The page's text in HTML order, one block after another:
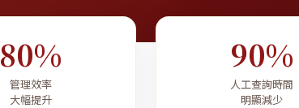
80%
管理效率
大幅提升
90%
人工查詢時間
明顯減少